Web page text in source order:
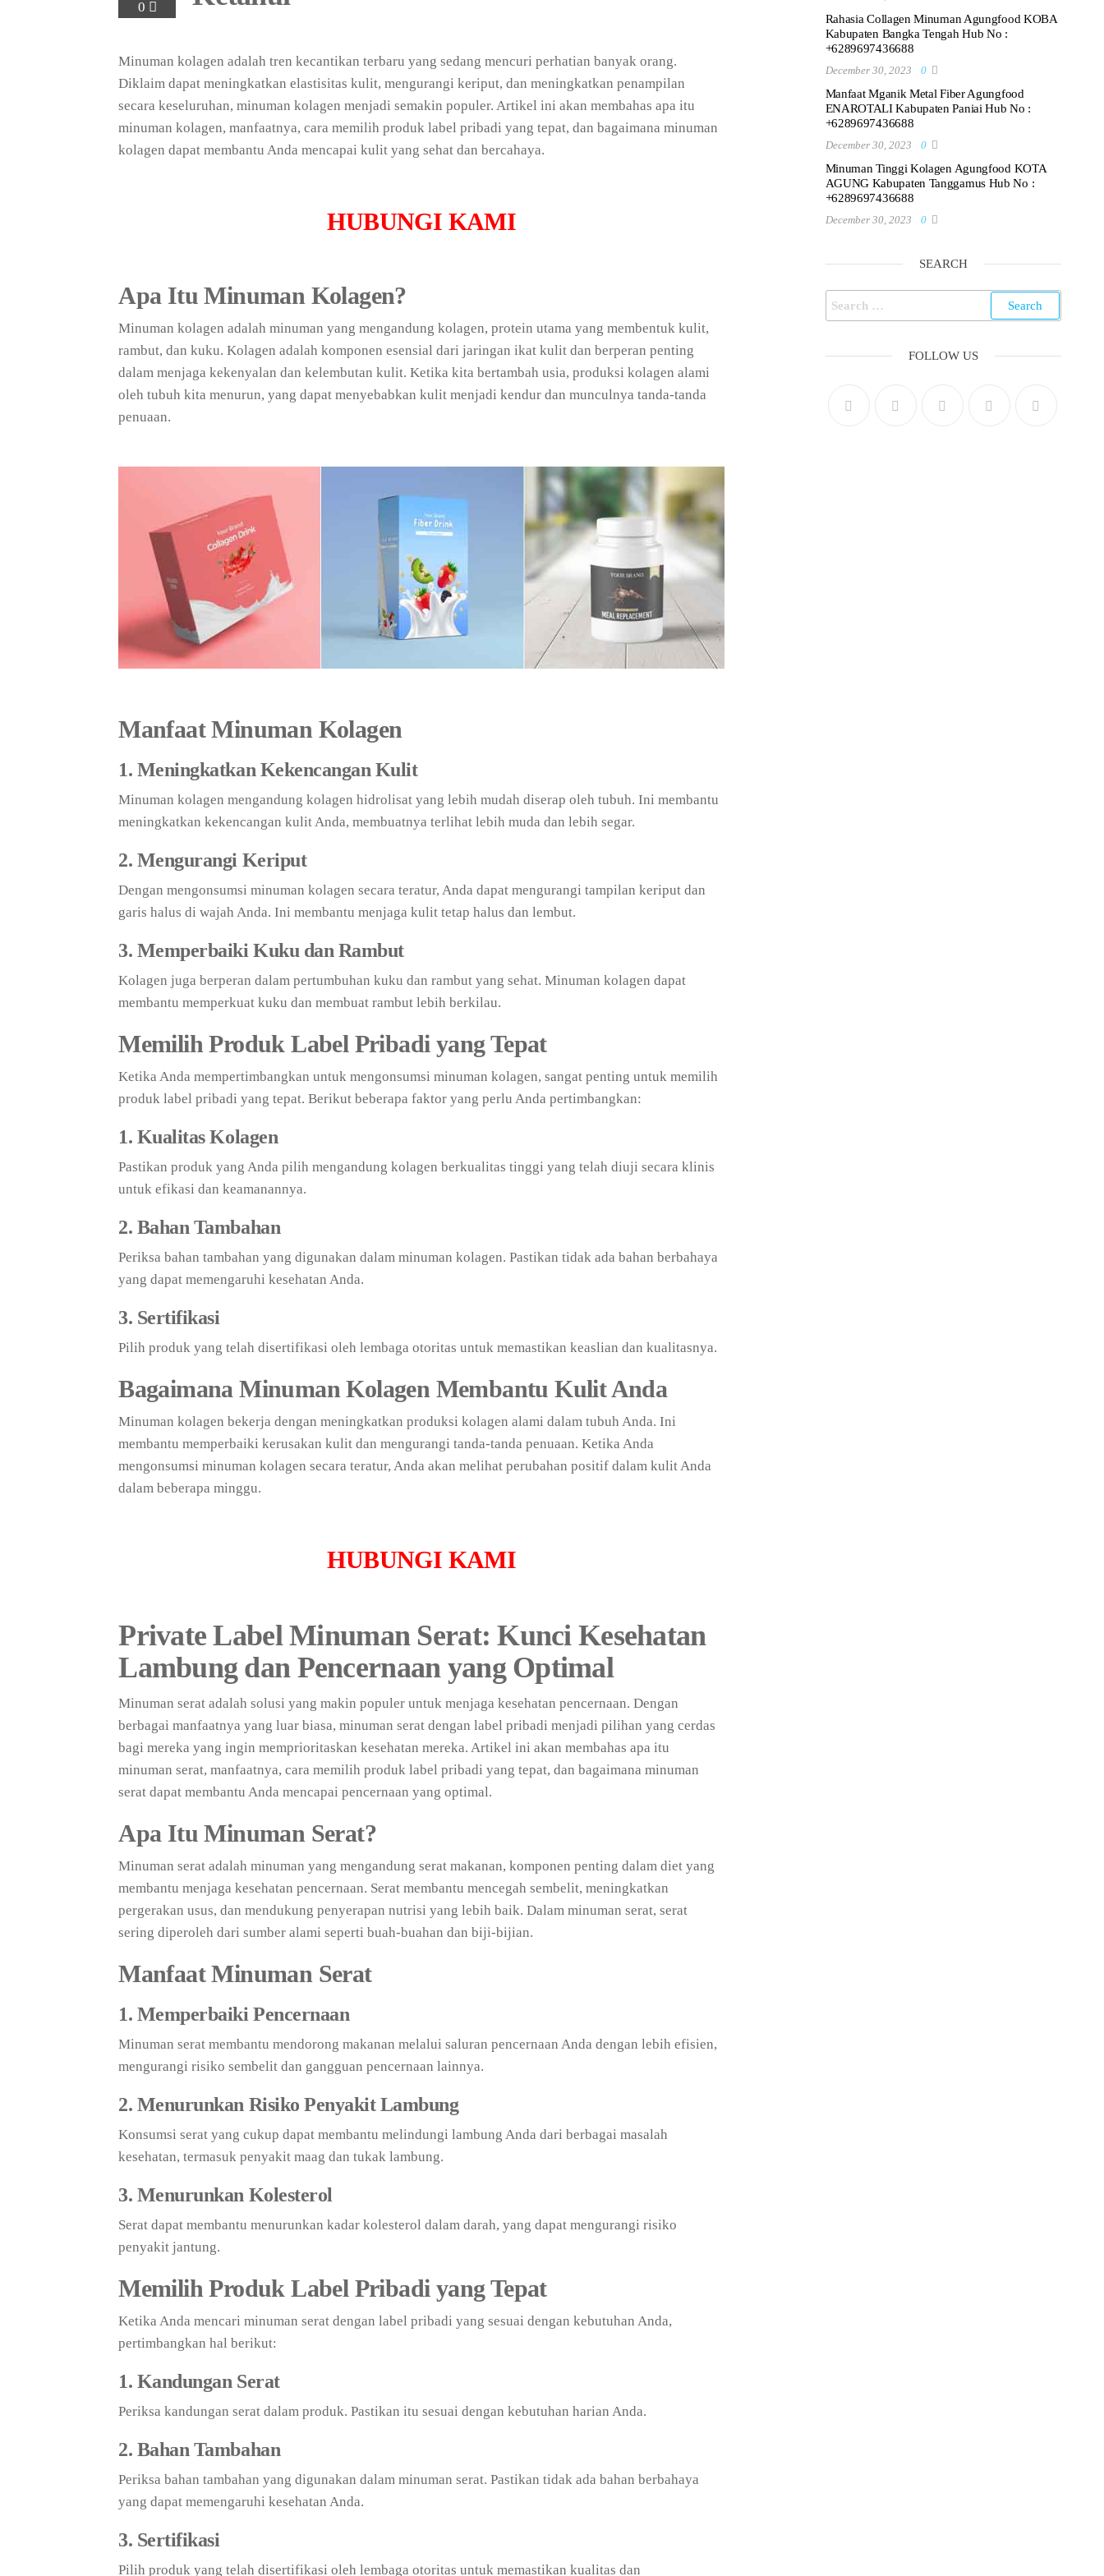
0
Minuman kolagen adalah tren kecantikan terbaru yang sedang mencuri perhatian banyak orang.
Diklaim dapat meningkatkan elastisitas kulit, mengurangi keriput, dan meningkatkan penampilan
secara keseluruhan, minuman kolagen menjadi semakin populer. Artikel ini akan membahas apa itu
minuman kolagen, manfaatnya, cara memilih produk label pribadi yang tepat, dan bagaimana minuman
kolagen dapat membantu Anda mencapai kulit yang sehat dan bercahaya.
HUBUNGI KAMI
Apa Itu Minuman Kolagen?
Minuman kolagen adalah minuman yang mengandung kolagen, protein utama yang membentuk kulit,
rambut, dan kuku. Kolagen adalah komponen esensial dari jaringan ikat kulit dan berperan penting
dalam menjaga kekenyalan dan kelembutan kulit. Ketika kita bertambah usia, produksi kolagen alami
oleh tubuh kita menurun, yang dapat menyebabkan kulit menjadi kendur dan munculnya tanda-tanda
penuaan.
Manfaat Minuman Kolagen
1. Meningkatkan Kekencangan Kulit
Minuman kolagen mengandung kolagen hidrolisat yang lebih mudah diserap oleh tubuh. Ini membantu
meningkatkan kekencangan kulit Anda, membuatnya terlihat lebih muda dan lebih segar.
2. Mengurangi Keriput
Dengan mengonsumsi minuman kolagen secara teratur, Anda dapat mengurangi tampilan keriput dan
garis halus di wajah Anda. Ini membantu menjaga kulit tetap halus dan lembut.
3. Memperbaiki Kuku dan Rambut
Kolagen juga berperan dalam pertumbuhan kuku dan rambut yang sehat. Minuman kolagen dapat
membantu memperkuat kuku dan membuat rambut lebih berkilau.
Memilih Produk Label Pribadi yang Tepat
Ketika Anda mempertimbangkan untuk mengonsumsi minuman kolagen, sangat penting untuk memilih
produk label pribadi yang tepat. Berikut beberapa faktor yang perlu Anda pertimbangkan:
1. Kualitas Kolagen
Pastikan produk yang Anda pilih mengandung kolagen berkualitas tinggi yang telah diuji secara klinis
untuk efikasi dan keamanannya.
2. Bahan Tambahan
Periksa bahan tambahan yang digunakan dalam minuman kolagen. Pastikan tidak ada bahan berbahaya
yang dapat memengaruhi kesehatan Anda.
3. Sertifikasi
Pilih produk yang telah disertifikasi oleh lembaga otoritas untuk memastikan keaslian dan kualitasnya.
Bagaimana Minuman Kolagen Membantu Kulit Anda
Minuman kolagen bekerja dengan meningkatkan produksi kolagen alami dalam tubuh Anda. Ini
membantu memperbaiki kerusakan kulit dan mengurangi tanda-tanda penuaan. Ketika Anda
mengonsumsi minuman kolagen secara teratur, Anda akan melihat perubahan positif dalam kulit Anda
dalam beberapa minggu.
HUBUNGI KAMI
Private Label Minuman Serat: Kunci Kesehatan
Lambung dan Pencernaan yang Optimal
Minuman serat adalah solusi yang makin populer untuk menjaga kesehatan pencernaan. Dengan
berbagai manfaatnya yang luar biasa, minuman serat dengan label pribadi menjadi pilihan yang cerdas
bagi mereka yang ingin memprioritaskan kesehatan mereka. Artikel ini akan membahas apa itu
minuman serat, manfaatnya, cara memilih produk label pribadi yang tepat, dan bagaimana minuman
serat dapat membantu Anda mencapai pencernaan yang optimal.
Apa Itu Minuman Serat?
Minuman serat adalah minuman yang mengandung serat makanan, komponen penting dalam diet yang
membantu menjaga kesehatan pencernaan. Serat membantu mencegah sembelit, meningkatkan
pergerakan usus, dan mendukung penyerapan nutrisi yang lebih baik. Dalam minuman serat, serat
sering diperoleh dari sumber alami seperti buah-buahan dan biji-bijian.
Manfaat Minuman Serat
1. Memperbaiki Pencernaan
Minuman serat membantu mendorong makanan melalui saluran pencernaan Anda dengan lebih efisien,
mengurangi risiko sembelit dan gangguan pencernaan lainnya.
2. Menurunkan Risiko Penyakit Lambung
Konsumsi serat yang cukup dapat membantu melindungi lambung Anda dari berbagai masalah
kesehatan, termasuk penyakit maag dan tukak lambung.
3. Menurunkan Kolesterol
Serat dapat membantu menurunkan kadar kolesterol dalam darah, yang dapat mengurangi risiko
penyakit jantung.
Memilih Produk Label Pribadi yang Tepat
Ketika Anda mencari minuman serat dengan label pribadi yang sesuai dengan kebutuhan Anda,
pertimbangkan hal berikut:
1. Kandungan Serat
Periksa kandungan serat dalam produk. Pastikan itu sesuai dengan kebutuhan harian Anda.
2. Bahan Tambahan
Periksa bahan tambahan yang digunakan dalam minuman serat. Pastikan tidak ada bahan berbahaya
yang dapat memengaruhi kesehatan Anda.
3. Sertifikasi
Pilih produk yang telah disertifikasi oleh lembaga otoritas untuk memastikan kualitas dan
Rahasia Collagen Minuman Agungfood KOBA
Kabupaten Bangka Tengah Hub No :
+6289697436688
December 30, 2023 0
Manfaat Mganik Metal Fiber Agungfood
ENAROTALI Kabupaten Paniai Hub No :
+6289697436688
December 30, 2023 0
Minuman Tinggi Kolagen Agungfood KOTA
AGUNG Kabupaten Tanggamus Hub No :
+6289697436688
December 30, 2023 0
SEARCH
Search
for:
FOLLOW US